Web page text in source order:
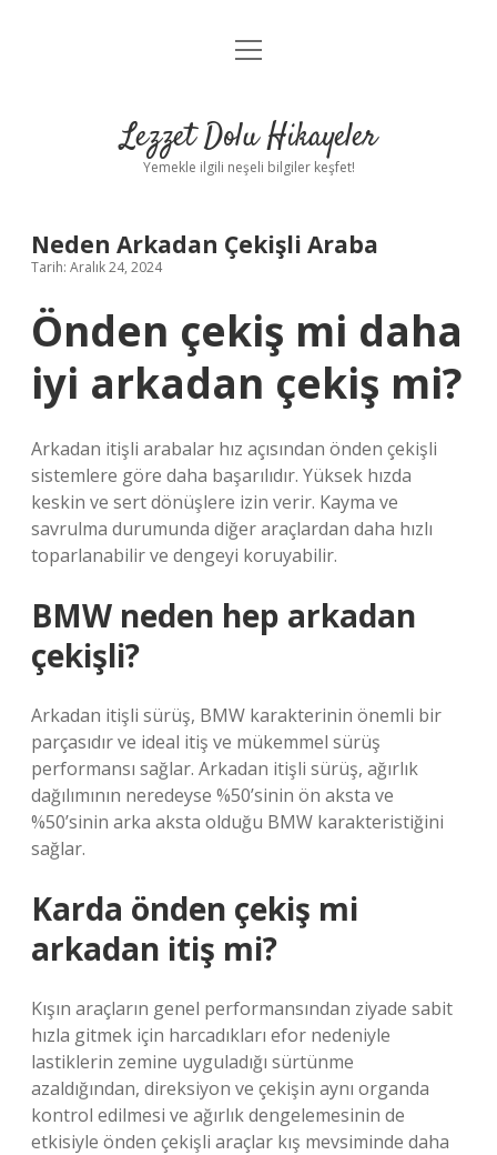
Anasayfa
Yasal Uyarı
menüyü
Lezzet Dolu Hikayeler
Yemekle ilgili neşeli bilgiler keşfet!
Neden Arkadan Çekişli Araba
Tarih: Aralık 24, 2024
Önden çekiş mi daha
iyi arkadan çekiş mi?
Arkadan itişli arabalar hız açısından önden çekişli
sistemlere göre daha başarılıdır. Yüksek hızda
keskin ve sert dönüşlere izin verir. Kayma ve
savrulma durumunda diğer araçlardan daha hızlı
toparlanabilir ve dengeyi koruyabilir.
BMW neden hep arkadan
çekişli?
Arkadan itişli sürüş, BMW karakterinin önemli bir
parçasıdır ve ideal itiş ve mükemmel sürüş
performansı sağlar. Arkadan itişli sürüş, ağırlık
dağılımının neredeyse %50’sinin ön aksta ve
%50’sinin arka aksta olduğu BMW karakteristiğini
sağlar.
Karda önden çekiş mi
arkadan itiş mi?
Kışın araçların genel performansından ziyade sabit
hızla gitmek için harcadıkları efor nedeniyle
lastiklerin zemine uyguladığı sürtünme
azaldığından, direksiyon ve çekişin aynı organda
kontrol edilmesi ve ağırlık dengelemesinin de
etkisiyle önden çekişli araçlar kış mevsiminde daha